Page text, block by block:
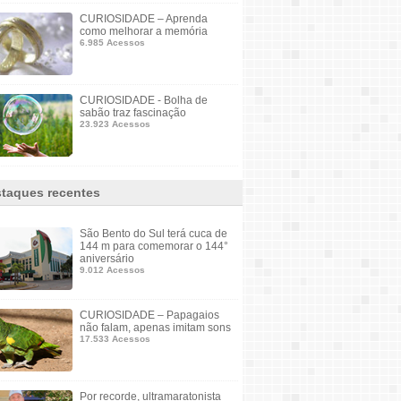
CURIOSIDADE – Aprenda
como melhorar a memória
6.985 Acessos
CURIOSIDADE - Bolha de
sabão traz fascinação
23.923 Acessos
recentes
São Bento do Sul terá cuca de
144 m para comemorar o 144°
aniversário
9.012 Acessos
CURIOSIDADE – Papagaios
não falam, apenas imitam sons
17.533 Acessos
Por recorde, ultramaratonista